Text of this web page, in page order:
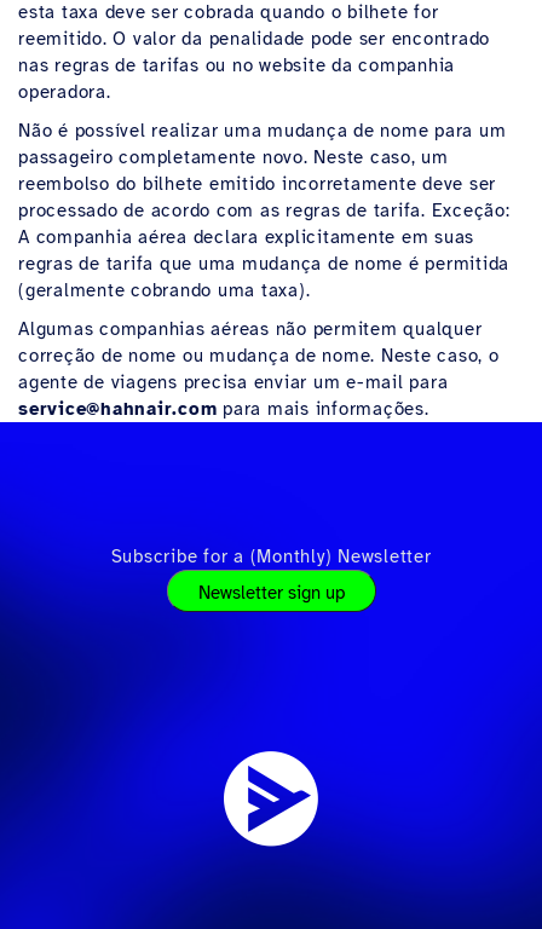
esta taxa deve ser cobrada quando o bilhete for
reemitido. O valor da penalidade pode ser encontrado
nas regras de tarifas ou no website da companhia
operadora.
Não é possível realizar uma mudança de nome para um
passageiro completamente novo. Neste caso, um
reembolso do bilhete emitido incorretamente deve ser
processado de acordo com as regras de tarifa. Exceção:
A companhia aérea declara explicitamente em suas
regras de tarifa que uma mudança de nome é permitida
(geralmente cobrando uma taxa).
Algumas companhias aéreas não permitem qualquer
correção de nome ou mudança de nome. Neste caso, o
agente de viagens precisa enviar um e-mail para
service@hahnair.com para mais informações.
Subscribe for a (Monthly) Newsletter
Newsletter sign up